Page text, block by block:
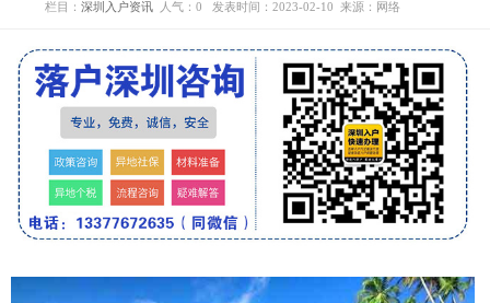
栏目： 深圳入户资讯 人气： 0 发表时间：2023-02-10 来源：网络